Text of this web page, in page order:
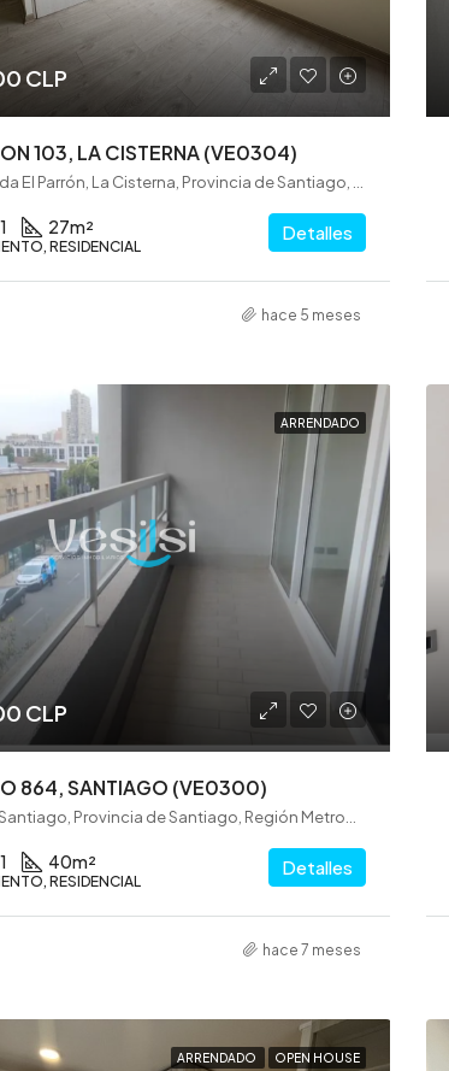
CLP
103, LA CISTERNA (VE0304)
1 27m²
RESIDENCIAL
Detalles
hace 5 meses
ARRENDADO
CLP
864, SANTIAGO (VE0300)
1 40m²
RESIDENCIAL
Detalles
hace 7 meses
ARRENDADO OPEN HOUSE